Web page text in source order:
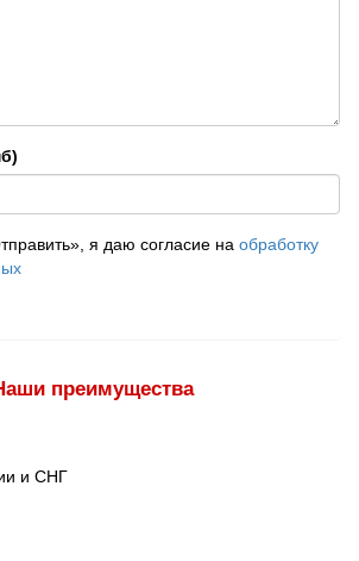
я даю согласие на обработку
преимущества
и СНГ